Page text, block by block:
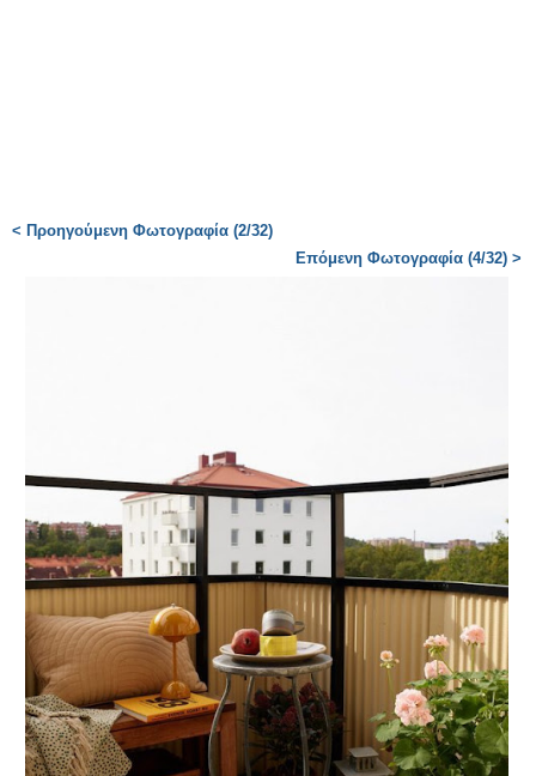
< Προηγούμενη Φωτογραφία (2/32)
Επόμενη Φωτογραφία (4/32) >